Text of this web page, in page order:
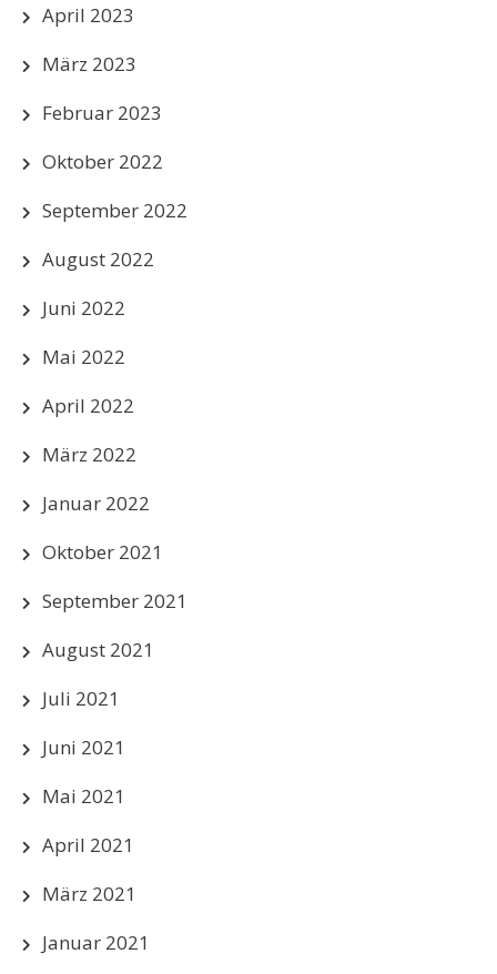
April 2023
März 2023
Februar 2023
Oktober 2022
September 2022
August 2022
Juni 2022
Mai 2022
April 2022
März 2022
Januar 2022
Oktober 2021
September 2021
August 2021
Juli 2021
Juni 2021
Mai 2021
April 2021
März 2021
Januar 2021